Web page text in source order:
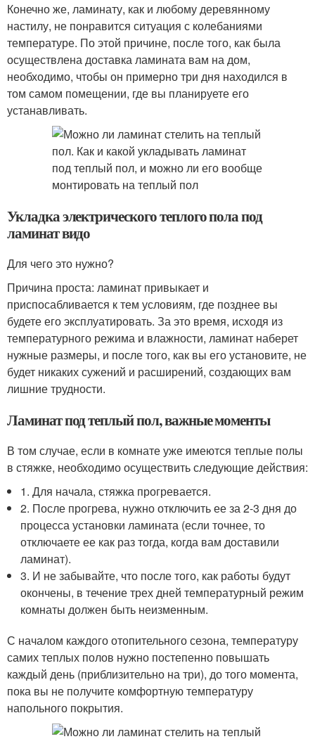
Конечно же, ламинату, как и любому деревянному
настилу, не понравится ситуация с колебаниями
температуре. По этой причине, после того, как была
осуществлена доставка ламината вам на дом,
необходимо, чтобы он примерно три дня находился в
том самом помещении, где вы планируете его
устанавливать.
Укладка электрического теплого пола под
ламинат видо
Для чего это нужно?
Причина проста: ламинат привыкает и
приспосабливается к тем условиям, где позднее вы
будете его эксплуатировать. За это время, исходя из
температурного режима и влажности, ламинат наберет
нужные размеры, и после того, как вы его установите, не
будет никаких сужений и расширений, создающих вам
лишние трудности.
Ламинат под теплый пол, важные моменты
В том случае, если в комнате уже имеются теплые полы
в стяжке, необходимо осуществить следующие действия:
1. Для начала, стяжка прогревается.
2. После прогрева, нужно отключить ее за 2-3 дня до
процесса установки ламината (если точнее, то
отключаете ее как раз тогда, когда вам доставили
ламинат).
3. И не забывайте, что после того, как работы будут
окончены, в течение трех дней температурный режим
комнаты должен быть неизменным.
С началом каждого отопительного сезона, температуру
самих теплых полов нужно постепенно повышать
каждый день (приблизительно на три), до того момента,
пока вы не получите комфортную температуру
напольного покрытия.